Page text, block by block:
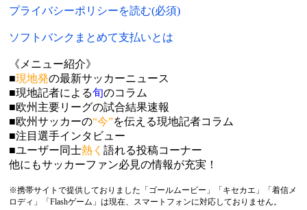
プライバシーポリシーを読む(必須)
ソフトバンクまとめて支払いとは
《メニュー紹介》
■現地発の最新サッカーニュース
■現地記者による旬のコラム
■欧州主要リーグの試合結果速報
■欧州サッカーの“今”を伝える現地記者コラム
■注目選手インタビュー
■ユーザー同士熱く語れる投稿コーナー
他にもサッカーファン必見の情報が充実！
※携帯サイトで提供しておりました「ゴールムービー」「キセカエ」「着信メ
ロディ」「Flashゲーム」は現在、スマートフォンに対応しておりません。